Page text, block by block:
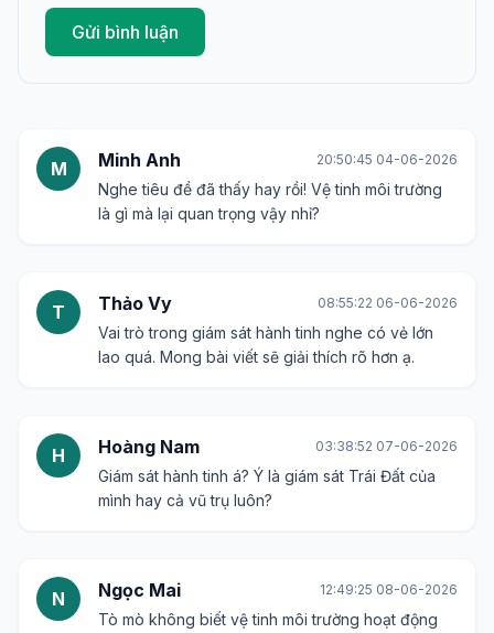
Gửi bình luận
M Minh Anh 20:50:45 04-06-2026
Nghe tiêu đề đã thấy hay rồi! Vệ tinh môi trường
là gì mà lại quan trọng vậy nhỉ?
T Thảo Vy 08:55:22 06-06-2026
Vai trò trong giám sát hành tinh nghe có vẻ lớn
lao quá. Mong bài viết sẽ giải thích rõ hơn ạ.
H Hoàng Nam 03:38:52 07-06-2026
Giám sát hành tinh á? Ý là giám sát Trái Đất của
mình hay cả vũ trụ luôn?
N Ngọc Mai 12:49:25 08-06-2026
Tò mò không biết vệ tinh môi trường hoạt động